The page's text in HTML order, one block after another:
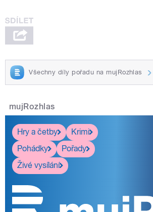
Všechny díly pořadu na mujRozhlas
mujRozhlas
Hry a četby
Krimi
Pohádky
Pořady
Živé vysílání